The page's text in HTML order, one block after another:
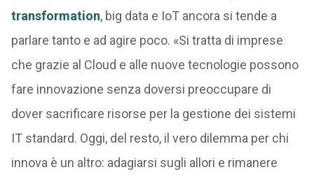
transformation, big data e IoT ancora si tende a
parlare tanto e ad agire poco. «Si tratta di imprese
che grazie al Cloud e alle nuove tecnologie possono
fare innovazione senza doversi preoccupare di
dover sacrificare risorse per la gestione dei sistemi
IT standard. Oggi, del resto, il vero dilemma per chi
innova è un altro: adagiarsi sugli allori e rimanere